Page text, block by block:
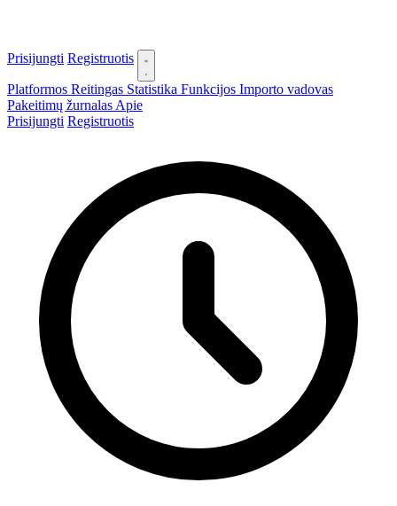
Prisijungti Registruotis
Platformos Reitingas Statistika Funkcijos Importo vadovas
Pakeitimų žurnalas Apie
Prisijungti Registruotis